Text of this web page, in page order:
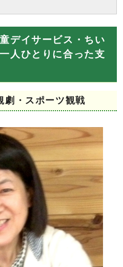
デイサービス・ちい
ひとりに合った支
劇・スポーツ観戦